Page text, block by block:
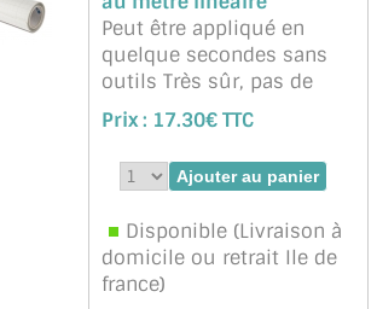
Peut être appliqué en
quelque secondes sans
outils Très sûr, pas de
risque d'éclats de verre
Non préjudiciable à
l'esthétique du bâtiment,
pas de perte de la lumière
la résistance au
déchirement de l'acier
pour une grande
Prix : 17.30€ TTC
Disponible (Livraison à
domicile ou retrait Ile de
france)